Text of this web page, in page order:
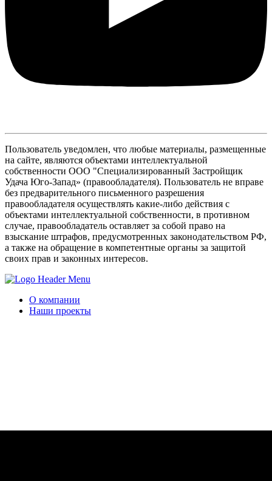
Пользователь уведомлен, что любые материалы, размещенные
на сайте, являются объектами интеллектуальной
собственности ООО "Специализированный Застройщик
Удача Юго-Запад» (правообладателя). Пользователь не вправе
без предварительного письменного разрешения
правообладателя осуществлять какие-либо действия с
объектами интеллектуальной собственности, в противном
случае, правообладатель оставляет за собой право на
взыскание штрафов, предусмотренных законодательством РФ,
а также на обращение в компетентные органы за защитой
своих прав и законных интересов.
О компании
Наши проекты